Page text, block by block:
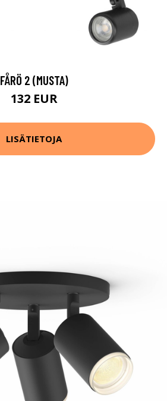
FÅRÖ 2 (MUSTA)
132 EUR
LISÄTIETOJA